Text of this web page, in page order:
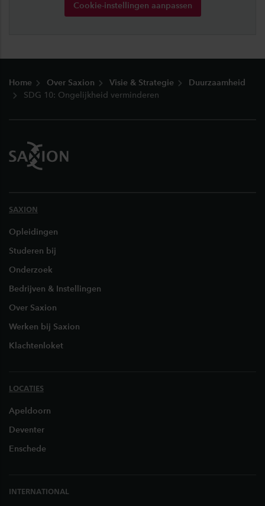
Cookie-instellingen aanpassen
Home Over Saxion Visie & Strategie
Duurzaamheid
SDG 10: Ongelijkheid verminderen
SAXION
Opleidingen
Studeren bij
Onderzoek
Bedrijven & Instellingen
Over Saxion
Werken bij Saxion
Klachtenloket
LOCATIES
Apeldoorn
Deventer
Enschede
INTERNATIONAL